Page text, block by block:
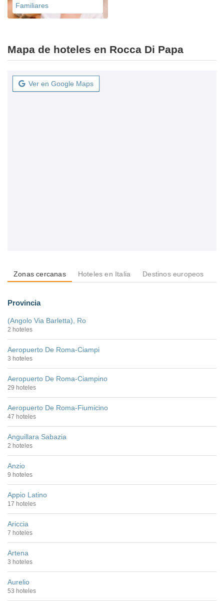
Familiares
Mapa de hoteles en Rocca Di Papa
Ver en Google Maps
Zonas cercanas Hoteles en Italia Destinos europeos
Provincia
(Angolo Via Barletta), Ro
2 hoteles
Aeropuerto De Roma-Ciampi
3 hoteles
Aeropuerto De Roma-Ciampino
29 hoteles
Aeropuerto De Roma-Fiumicino
47 hoteles
Anguillara Sabazia
2 hoteles
Anzio
9 hoteles
Appio Latino
17 hoteles
Ariccia
7 hoteles
Artena
3 hoteles
Aurelio
53 hoteles